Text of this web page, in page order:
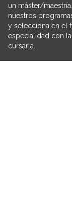
un máster/
nuestros
y selecciona en el
especialidad con
cursarla.